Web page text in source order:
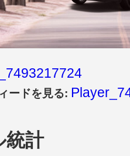
ードを見る:
統計